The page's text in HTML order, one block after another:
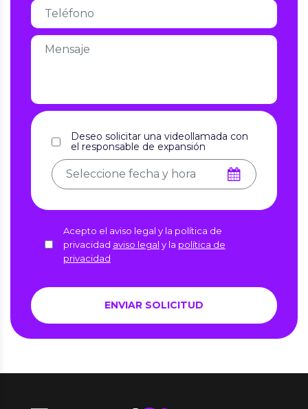
Deseo solicitar una videollamada con
el responsable de expansión
Acepto el aviso legal y la política de
privacidad aviso legal y la política de
privacidad